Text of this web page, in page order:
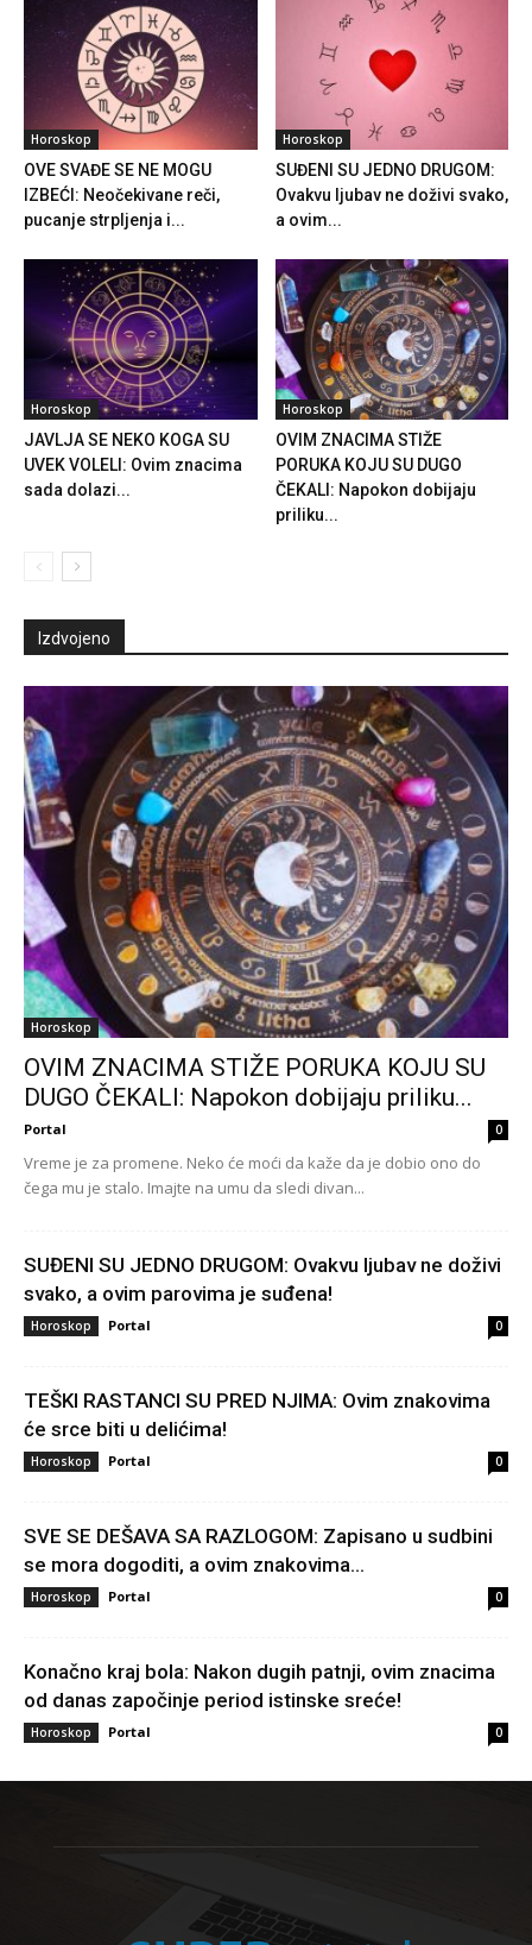
Horoskop
OVE SVAĐE SE NE MOGU
IZBEĆI: Neočekivane reči,
pucanje strpljenja i...
Horoskop
SUĐENI SU JEDNO DRUGOM:
Ovakvu ljubav ne doživi svako,
a ovim...
Horoskop
JAVLJA SE NEKO KOGA SU
UVEK VOLELI: Ovim znacima
sada dolazi...
Horoskop
OVIM ZNACIMA STIŽE
PORUKA KOJU SU DUGO
ČEKALI: Napokon dobijaju
priliku...
Izdvojeno
Horoskop
OVIM ZNACIMA STIŽE PORUKA KOJU SU
DUGO ČEKALI: Napokon dobijaju priliku...
Portal 0
Vreme je za promene. Neko će moći da kaže da je dobio ono do
čega mu je stalo. Imajte na umu da sledi divan...
SUĐENI SU JEDNO DRUGOM: Ovakvu ljubav ne doživi
svako, a ovim parovima je suđena!
Horoskop Portal 0
TEŠKI RASTANCI SU PRED NJIMA: Ovim znakovima
će srce biti u delićima!
Horoskop Portal 0
SVE SE DEŠAVA SA RAZLOGOM: Zapisano u sudbini
se mora dogoditi, a ovim znakovima...
Horoskop Portal 0
Konačno kraj bola: Nakon dugih patnji, ovim znacima
od danas započinje period istinske sreće!
Horoskop Portal 0